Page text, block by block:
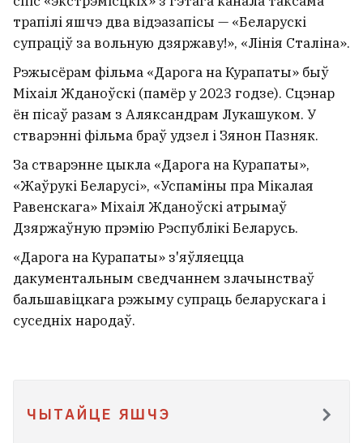
трапілі яшчэ два відэазапісы — «Беларускі
супраціў за вольную дзяржаву!», «Лінія Сталіна».
Рэжысёрам фільма «Дарога на Курапаты» быў
Міхаіл Жданоўскі (памёр у 2023 годзе). Сцэнар
ён пісаў разам з Аляксандрам Лукашуком. У
стварэнні фільма браў удзел і Зянон Пазняк.
За стварэнне цыкла «Дарога на Курапаты»,
«Жаўрукі Беларусі», «Успаміны пра Мікалая
Равенскага» Міхаіл Жданоўскі атрымаў
Дзяржаўную прэмію Рэспублікі Беларусь.
«Дарога на Курапаты» з'яўляецца
дакументальным сведчаннем злачынстваў
бальшавіцкага рэжыму супраць беларускага і
суседніх народаў.
ЧЫТАЙЦЕ ЯШЧЭ
У Мінску спынілі дзейнасць
фінансавай піраміды, якая
існавала чатыры гады
3